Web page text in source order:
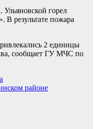
Ульяновской горел
В результате пожара
2 единицы
сообщает ГУ МЧС по
районе